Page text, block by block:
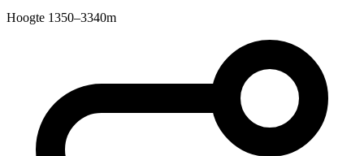
Hoogte 1350–3340m